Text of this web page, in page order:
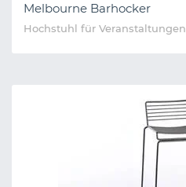
Melbourne Barhocker
Hochstuhl für Veranstaltungen